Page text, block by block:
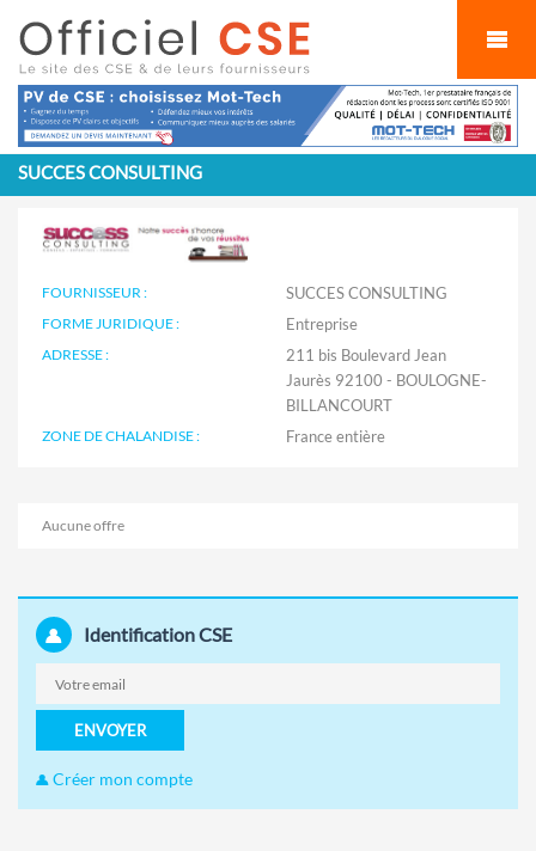
SUCCES CONSULTING
FOURNISSEUR : SUCCES CONSULTING
FORME JURIDIQUE : Entreprise
ADRESSE :
211 bis Boulevard Jean
Jaurès 92100 - BOULOGNE-
BILLANCOURT
ZONE DE CHALANDISE :
Aucune offre
Identification CSE
ENVOYER
Créer mon compte